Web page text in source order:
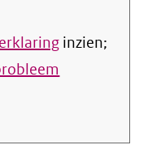
inzien;